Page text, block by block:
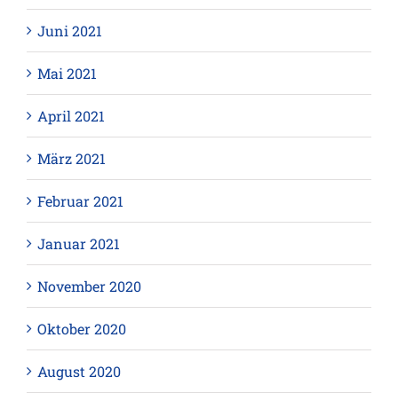
Juni 2021
Mai 2021
April 2021
März 2021
Februar 2021
Januar 2021
November 2020
Oktober 2020
August 2020